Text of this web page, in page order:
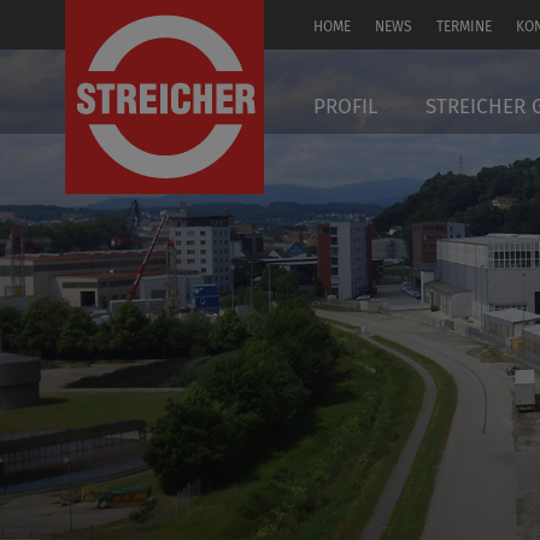
HOME NEWS TERMINE
EN
PROFIL STREICHER